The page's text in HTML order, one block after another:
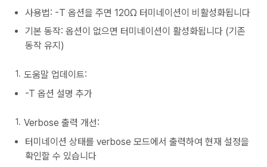
사용법: -T 옵션을 주면 120Ω 터미네이션이 비활성화됩니다
기본 동작: 옵션이 없으면 터미네이션이 활성화됩니다 (기존
동작 유지)
도움말 업데이트:
-T 옵션 설명 추가
Verbose 출력 개선:
터미네이션 상태를 verbose 모드에서 출력하여 현재 설정을
확인할 수 있습니다